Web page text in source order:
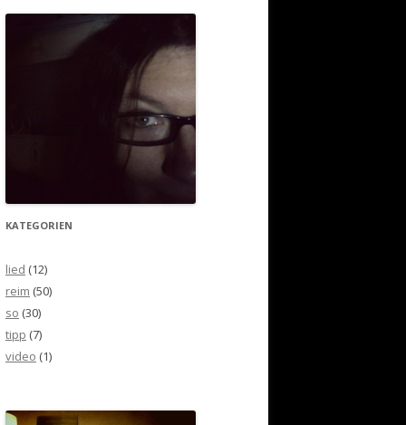
KATEGORIEN
lied (12)
reim (50)
so (30)
tipp (7)
video (1)